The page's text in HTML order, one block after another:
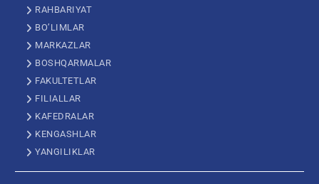
RAHBARIYAT
BO’LIMLAR
MARKAZLAR
BOSHQARMALAR
FAKULTETLAR
FILIALLAR
KAFEDRALAR
KENGASHLAR
YANGILIKLAR